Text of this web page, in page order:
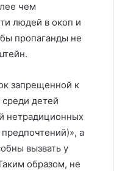
чем
людей в окоп и
пропаганды не
запрещенной к
детей
нетрадиционных
а
вызвать у
образом, не